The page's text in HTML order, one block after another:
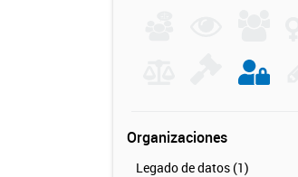
Organizaciones
Legado de datos (1)